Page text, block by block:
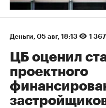
Деньги⁠, 05 авг, 18:13 1 367
ЦБ оценил
проектного